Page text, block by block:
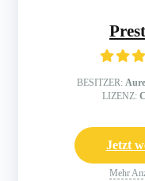
BESITZER:
LIZENZ:
Jetzt
Mehr